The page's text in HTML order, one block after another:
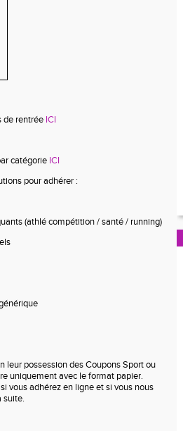
de rentrée ICI
catégorie ICI
pour adhérer :
(athlé compétition / santé / running)
leur possession des Coupons Sport ou
uniquement avec le format papier.
vous adhérez en ligne et si vous nous
suite.